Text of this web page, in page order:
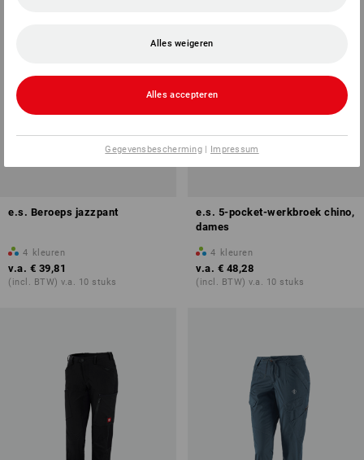
e.s. Beroeps jazzpant
4 kleuren
v.a. € 39,81
(incl. BTW) v.a. 10 stuks
e.s. 5-pocket-werkbroek chino,
dames
4 kleuren
v.a. € 48,28
(incl. BTW) v.a. 10 stuks
Alles weigeren
Alles accepteren
Gegevensbescherming | Impressum